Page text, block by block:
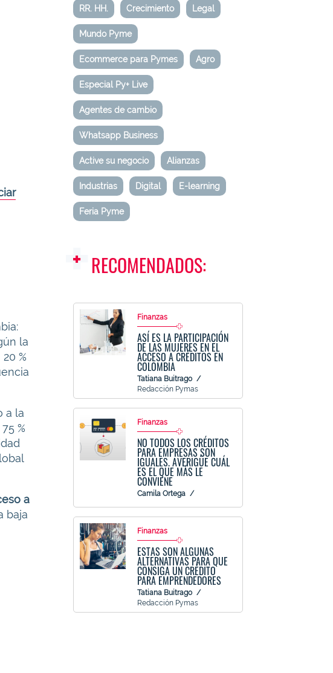
la
%
a la
%
a
baja
RR. HH. Crecimiento Legal
Mundo Pyme
Ecommerce para Pymes Agro
Especial Py+ Live
Agentes de cambio
Whatsapp Business
Active su negocio Alianzas
Industrias Digital E-learning
Feria Pyme
RECOMENDADOS:
Finanzas
ASÍ ES LA PARTICIPACIÓN
DE LAS MUJERES EN EL
ACCESO A CRÉDITOS EN
COLOMBIA
Tatiana Buitrago
Redacción Pymas
Finanzas
NO TODOS LOS CRÉDITOS
PARA EMPRESAS SON
IGUALES. AVERIGÜE CUÁL
ES EL QUE MÁS LE
CONVIENE
Camila Ortega
Finanzas
ESTAS SON ALGUNAS
ALTERNATIVAS PARA QUE
CONSIGA UN CRÉDITO
PARA EMPRENDEDORES
Tatiana Buitrago
Redacción Pymas